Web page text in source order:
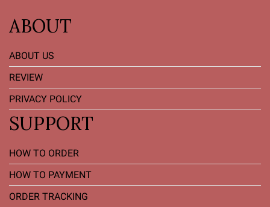
ABOUT
ABOUT US
REVIEW
PRIVACY POLICY
SUPPORT
HOW TO ORDER
HOW TO PAYMENT
ORDER TRACKING